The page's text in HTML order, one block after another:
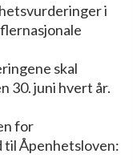
i
skal
30. juni hvert år.
for
til Åpenhetsloven: